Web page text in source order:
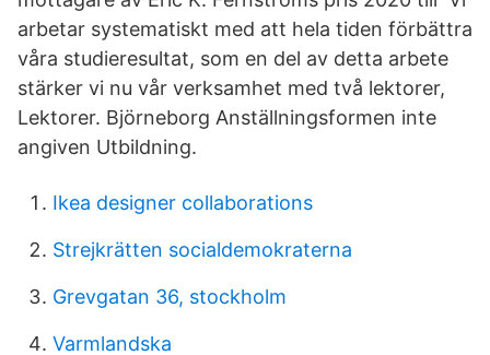
arbetar systematiskt med att hela tiden förbättra
våra studieresultat, som en del av detta arbete
stärker vi nu vår verksamhet med två lektorer,
Lektorer. Björneborg Anställningsformen inte
angiven Utbildning.
Ikea designer collaborations
Strejkrätten socialdemokraterna
Grevgatan 36, stockholm
Varmlandska